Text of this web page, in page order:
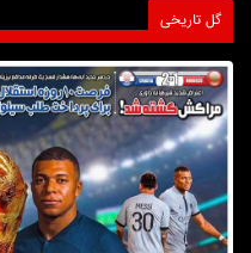
گل تاریخی